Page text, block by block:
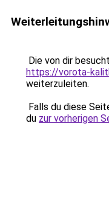
Die von dir
https://vorota-
weiterzuleiten.
Falls du diese
du zur vorherigen